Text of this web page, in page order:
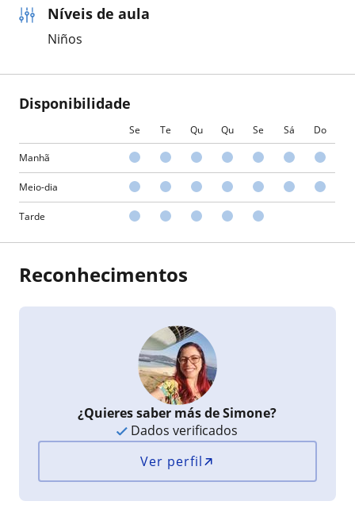
Níveis de aula
Niños
Disponibilidade
Se Te Qu Qu Se Sá Do
Manhã
Meio-dia
Tarde
Reconhecimentos
¿Quieres saber más de Simone?
Dados verificados
Ver perfil